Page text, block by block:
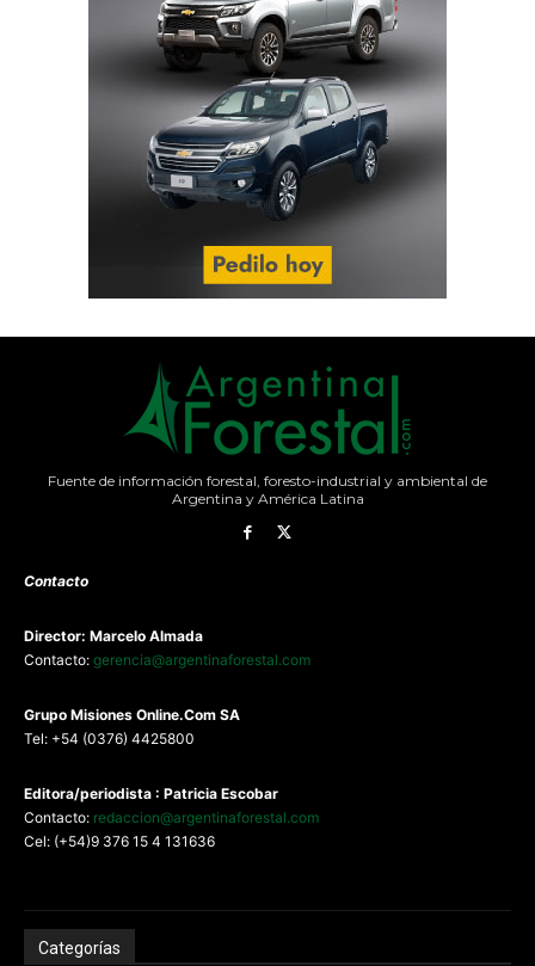
Fuente de información forestal, foresto-industrial y ambiental de
Argentina y América Latina
Contacto
Director: Marcelo Almada
Contacto: gerencia@argentinaforestal.com
Grupo Misiones Online.Com SA
Tel: +54 (0376) 4425800
Editora/periodista : Patricia Escobar
Contacto: redaccion@argentinaforestal.com
Cel: (+54)9 376 15 4 131636
Categorías